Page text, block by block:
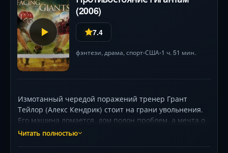
(2006)
7.4
фэнтези, драма, спорт•США•1 ч. 51 мин.
Измотанный чередой поражений тренер Грант
Тейлор (Алекс Кендрик) стоит на грани увольнения.
Его машина ломается, дом полон проблем, а мечта о
семье кажется недостижимой. Когда лучший игрок
Читать полностью